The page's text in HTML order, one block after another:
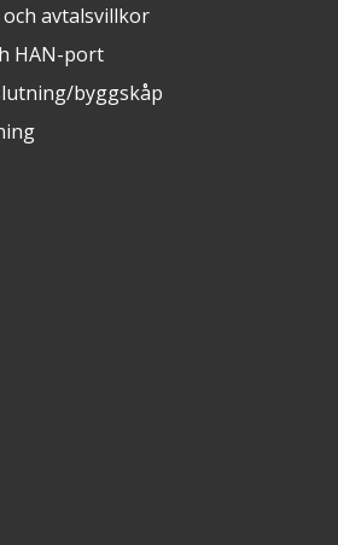
avtalsvillkor
HAN-port
byggskåp